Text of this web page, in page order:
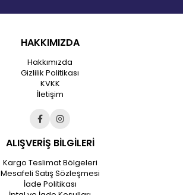
HAKKIMIZDA
Hakkımızda
Gizlilik Politikası
KVKK
İletişim
ALIŞVERİŞ BİLGİLERİ
Kargo Teslimat Bölgeleri
Mesafeli Satış Sözleşmesi
İade Politikası